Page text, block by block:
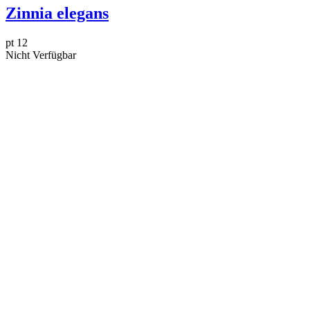
Zinnia elegans
pt 12
Nicht Verfügbar